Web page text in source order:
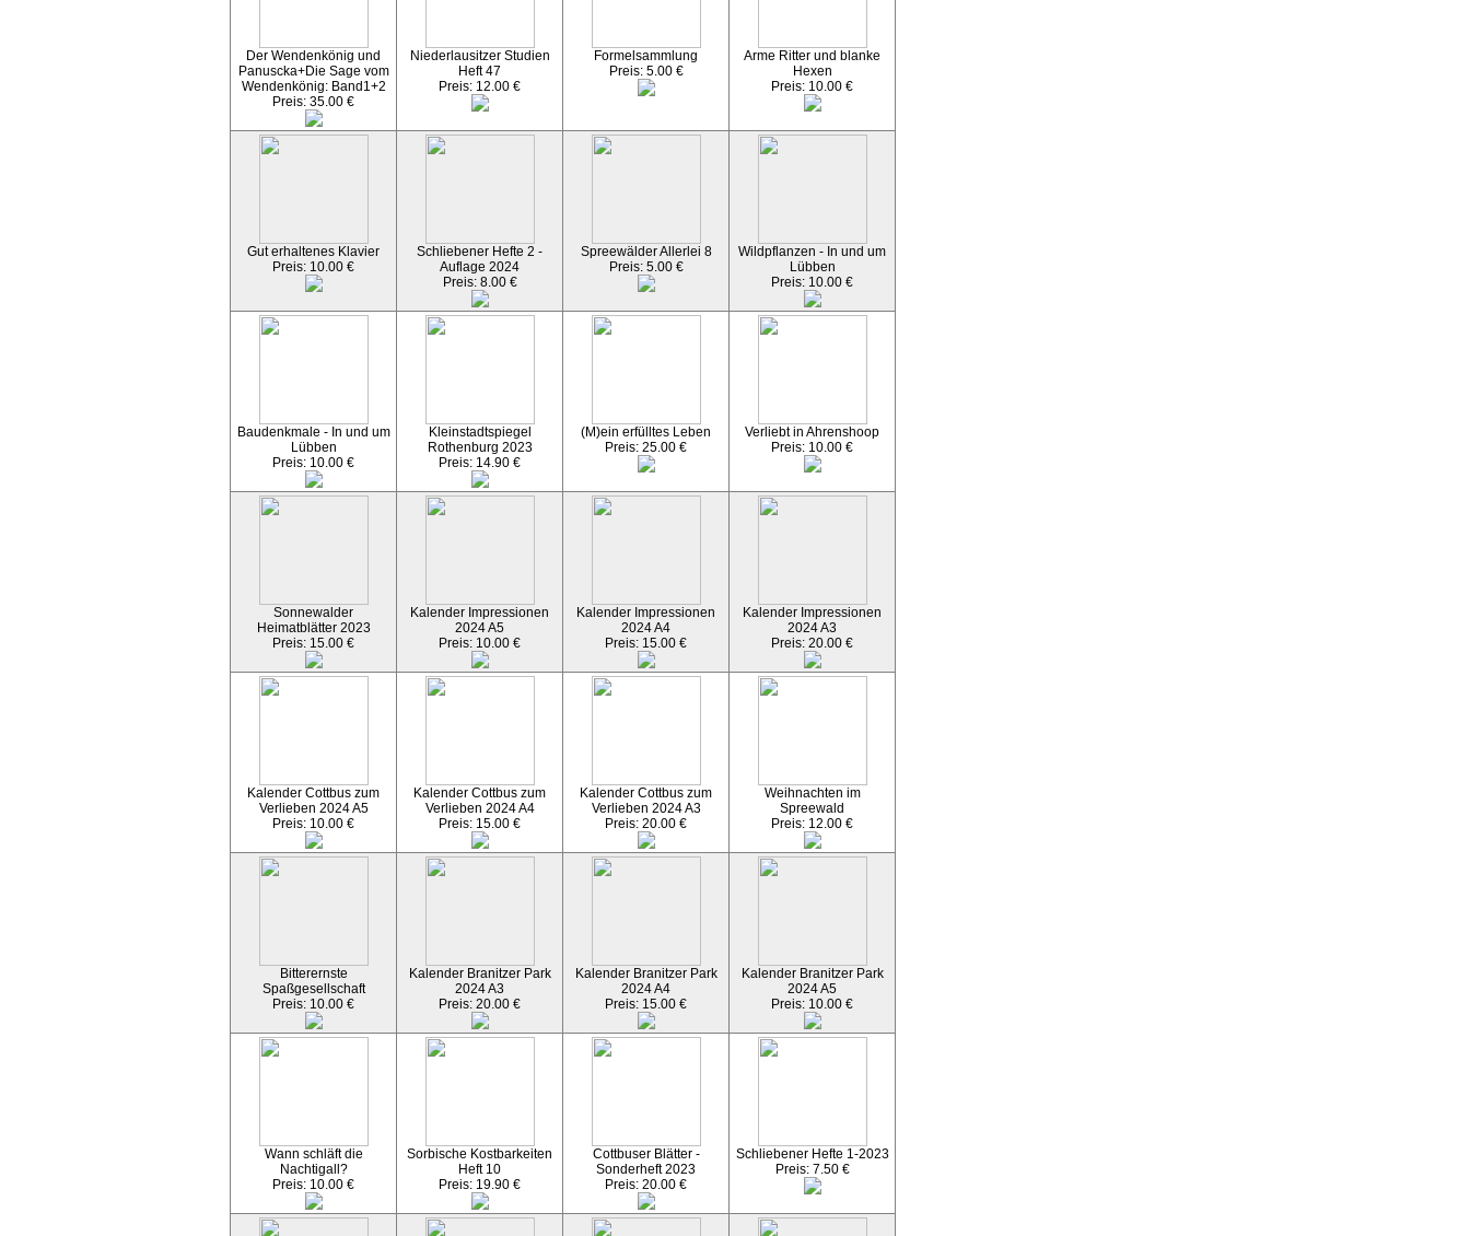
Der Wendenkönig und
Panuscka+Die Sage vom
Wendenkönig: Band1+2
Preis: 35.00 €
Niederlausitzer Studien
Heft 47
Preis: 12.00 €
Formelsammlung
Preis: 5.00 €
Arme Ritter und blanke
Hexen
Preis: 10.00 €
Gut erhaltenes Klavier
Preis: 10.00 €
Schliebener Hefte 2 -
Auflage 2024
Preis: 8.00 €
Spreewälder Allerlei 8
Preis: 5.00 €
Wildpflanzen - In und um
Lübben
Preis: 10.00 €
Baudenkmale - In und um
Lübben
Preis: 10.00 €
Kleinstadtspiegel
Rothenburg 2023
Preis: 14.90 €
(M)ein erfülltes Leben
Preis: 25.00 €
Verliebt in Ahrenshoop
Preis: 10.00 €
Sonnewalder
Heimatblätter 2023
Preis: 15.00 €
Kalender Impressionen
2024 A5
Preis: 10.00 €
Kalender Impressionen
2024 A4
Preis: 15.00 €
Kalender Impressionen
2024 A3
Preis: 20.00 €
Kalender Cottbus zum
Verlieben 2024 A5
Preis: 10.00 €
Kalender Cottbus zum
Verlieben 2024 A4
Preis: 15.00 €
Kalender Cottbus zum
Verlieben 2024 A3
Preis: 20.00 €
Weihnachten im
Spreewald
Preis: 12.00 €
Bitterernste
Spaßgesellschaft
Preis: 10.00 €
Kalender Branitzer Park
2024 A3
Preis: 20.00 €
Kalender Branitzer Park
2024 A4
Preis: 15.00 €
Kalender Branitzer Park
2024 A5
Preis: 10.00 €
Wann schläft die
Nachtigall?
Preis: 10.00 €
Sorbische Kostbarkeiten
Heft 10
Preis: 19.90 €
Cottbuser Blätter -
Sonderheft 2023
Preis: 20.00 €
Schliebener Hefte 1-2023
Preis: 7.50 €